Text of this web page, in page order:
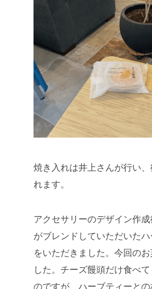
焼き入れは井上さんが行い
れます。
アクセサリーのデザイン作
がブレンドしていただいた
をいただきました。今回の
した。チーズ饅頭だけ食べ
のですが、ハーブティーとの